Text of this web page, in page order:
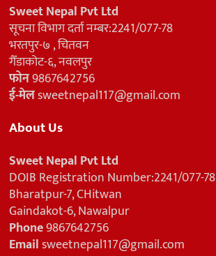
Sweet Nepal Pvt Ltd
सूचना विभाग दर्ता नम्बर:2241/077-78
भरतपुर-७ , चितवन
गैँडाकोट-६, नवलपुर
फोन9867642756
ई-मेलsweetnepal117@gmail.com
About Us
Sweet Nepal Pvt Ltd
DOIB Registration Number:2241/077-78
Bharatpur-7, CHitwan
Gaindakot-6, Nawalpur
Phone9867642756
Emailsweetnepal117@gmail.com